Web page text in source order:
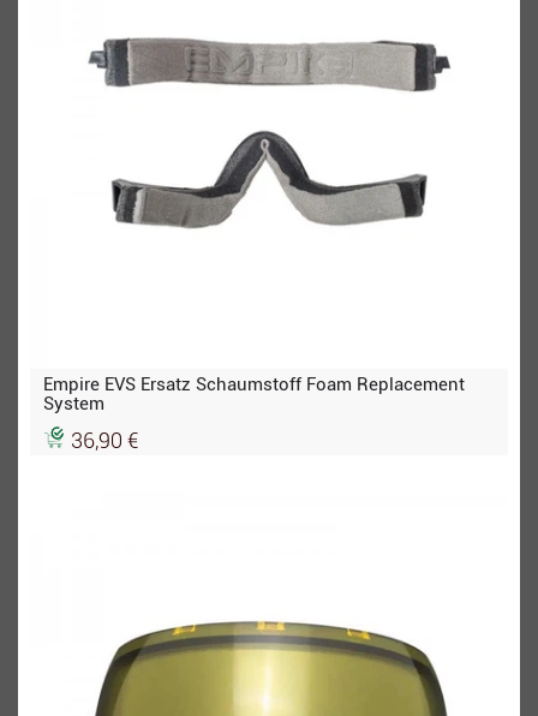
Empire EVS Ersatz Schaumstoff Foam Replacement
System
36,90 €